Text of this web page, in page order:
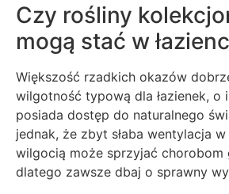
Czy rośliny
mogą stać w
Większość rzadkich okazów
wilgotność typową dla łazienek, o
posiada dostęp do naturalnego
jednak, że zbyt słaba wentylacja w
wilgocią może sprzyjać chorobom
dlatego zawsze dbaj o sprawny